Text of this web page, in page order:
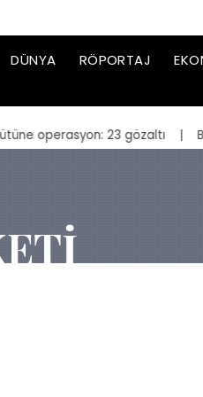
DÜNYA RÖPORTAJ
23 gözaltı | Bakan